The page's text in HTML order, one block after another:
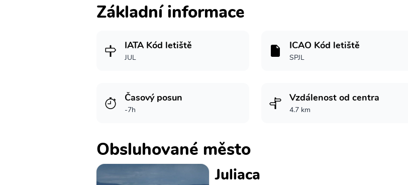
Základní informace
IATA Kód letiště
JUL
ICAO Kód letiště
SPJL
Časový posun
-7h
Vzdálenost od centra
4.7 km
Obsluhované město
Juliaca